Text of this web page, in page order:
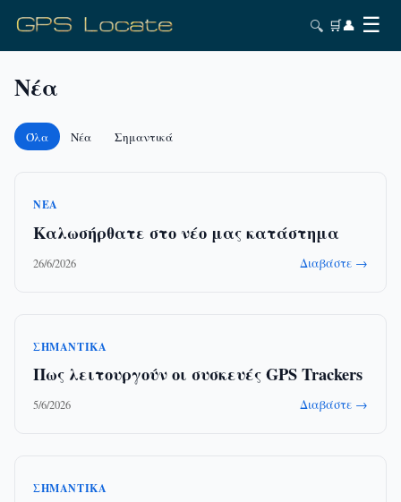
🔍 🛒👤 ☰
Νέα
Όλα Νέα Σημαντικά
ΝΈΑ
Καλωσήρθατε στο νέο μας κατάστημα
26/6/2026 Διαβάστε →
ΣΗΜΑΝΤΙΚΆ
Πως λειτουργούν οι συσκευές GPS Trackers
5/6/2026 Διαβάστε →
ΣΗΜΑΝΤΙΚΆ